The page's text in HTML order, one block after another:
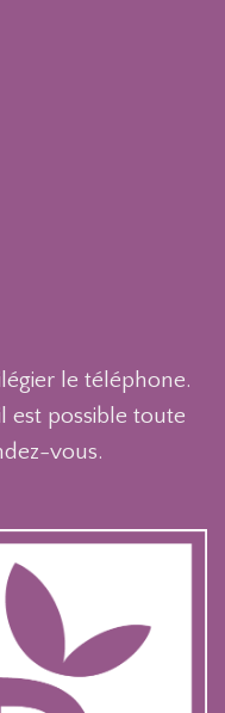
le téléphone.
est possible toute
vous.